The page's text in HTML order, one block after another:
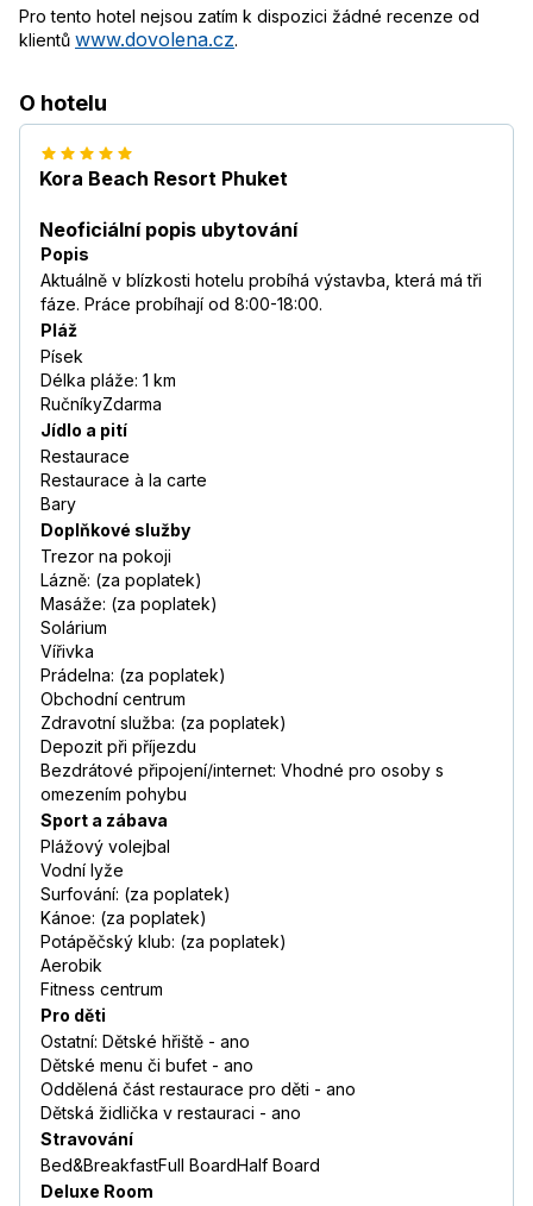
Pro tento hotel nejsou zatím k dispozici žádné recenze od
klientů www.dovolena.cz.
O hotelu
Kora Beach Resort Phuket
Neoficiální popis ubytování
Popis
Aktuálně v blízkosti hotelu probíhá výstavba, která má tři
fáze. Práce probíhají od 8:00-18:00.
Pláž
Písek
Délka pláže: 1 km
RučníkyZdarma
Jídlo a pití
Restaurace
Restaurace à la carte
Bary
Doplňkové služby
Trezor na pokoji
Lázně: (za poplatek)
Masáže: (za poplatek)
Solárium
Vířivka
Prádelna: (za poplatek)
Obchodní centrum
Zdravotní služba: (za poplatek)
Depozit při příjezdu
Bezdrátové připojení/internet: Vhodné pro osoby s
omezením pohybu
Sport a zábava
Plážový volejbal
Vodní lyže
Surfování: (za poplatek)
Kánoe: (za poplatek)
Potápěčský klub: (za poplatek)
Aerobik
Fitness centrum
Pro děti
Ostatní: Dětské hřiště - ano
Dětské menu či bufet - ano
Oddělená část restaurace pro děti - ano
Dětská židlička v restauraci - ano
Stravování
Bed&BreakfastFull BoardHalf Board
Deluxe Room